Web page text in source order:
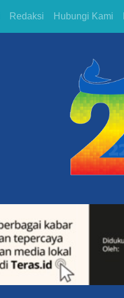
Redaksi Hubungi Kami